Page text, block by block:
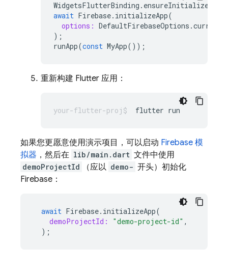
WidgetsFlutterBinding . ensureInitialized
await Firebase. initializeApp(
options: DefaultFirebaseOptions .
);
runApp(const MyApp());
重新构建 Flutter 应用：
flutter
如果您更愿意使用演示项目，可以启动 Firebase 模
拟器 ，然后在 lib/main.dart 文件中使用
demoProjectId （应以 demo- 开头）初始化
Firebase：
await Firebase. initializeApp(
demoProjectId:
"demo-project-id" ,
);